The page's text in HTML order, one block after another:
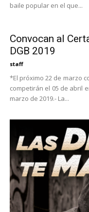
baile popular en el que...
Convocan al
DGB 2019
staff
*El próximo 22 de marzo
competirán el 05 de abril
marzo de 2019.- La...